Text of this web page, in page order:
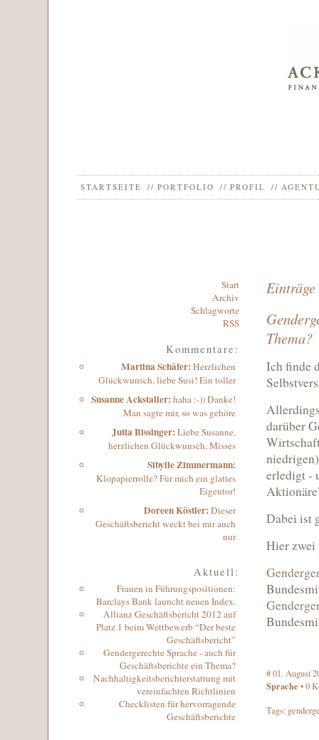
Start
Archiv
Schlagworte
RSS
Kommentare:
Martina Schäfer:Herzlichen
Glückwunsch, liebe Susi! Ein toller
Susanne Ackstaller:haha :-)) Danke!
Man sagte mir, so was gehöre
Jutta Bissinger:Liebe Susanne,
herzlichen Glückwunsch, Misses
Sibylle Zimmermann:
Klopapierrolle? Für mich ein glattes
Eigentor!
Doreen Köstler:Dieser
Geschäftsbericht weckt bei mir auch
nur
Aktuell:
Frauen in Führungspositionen:
Barclays Bank launcht neuen Index.
Allianz Geschäftsbericht 2012 auf
Platz 1 beim Wettbewerb “Der beste
Geschäftsbericht”
Gendergerechte Sprache - auch für
Geschäftsberichte ein Thema?
Nachhaltigkeitsberichterstattung mit
vereinfachten Richtlinien
Checklisten für hervorragende
Geschäftsberichte
Thema?
Ich finde
darüber
erledigt -
Dabei ist
Hier
#01. August
Sprache• 0
Tags:
STARTSEITE PORTFOLIO PROFIL